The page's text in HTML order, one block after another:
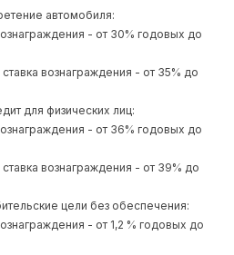
автомобиля:
- от 30% годовых до
вознаграждения - от 35% до
для физических лиц:
- от 36% годовых до
вознаграждения - от 39% до
цели без обеспечения:
- от 1,2 % годовых до